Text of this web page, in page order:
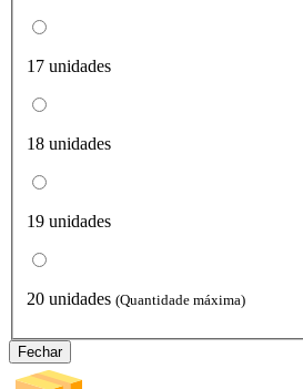
17 unidades
18 unidades
19 unidades
20 unidades (Quantidade máxima)
Fechar